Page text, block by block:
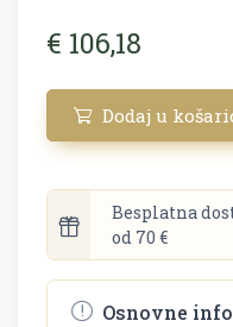
€ 106,18
Dodaj u
Besplatna
od 70 €
Osnovne